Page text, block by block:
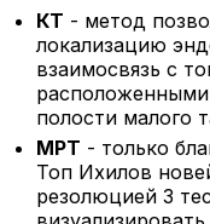
КТ - метод
локализацию
взаимосвязь с
расположенными
полости малого
МРТ - только
Топ Ихилов
резолюцией 3